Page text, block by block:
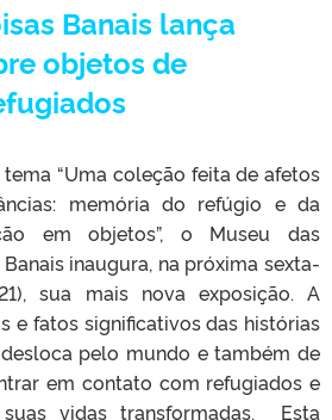
Banais lança
objetos de
“Uma coleção feita de afetos
memória do refúgio e da
em objetos”, o Museu das
inaugura, na próxima sexta-
sua mais nova exposição. A
e fatos significativos das histórias
pelo mundo e também de
em contato com refugiados e
vidas transformadas. Esta